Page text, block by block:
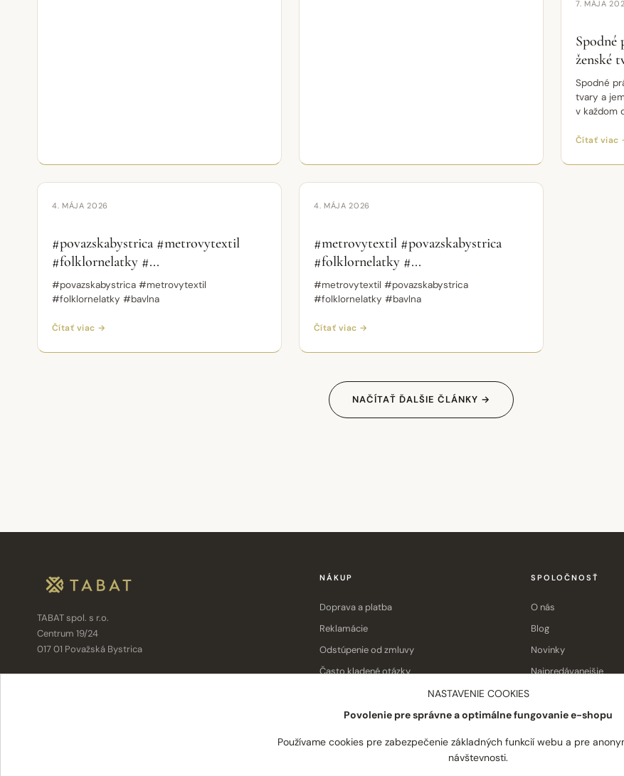
7. MÁJA
ženské
Spodné
tvary a
v každom
Čítať viac
Krátke video
VIDEO
4. MÁJA 2026
#povazskabystrica #metrovytextil
#folklornelatky #...
#povazskabystrica #metrovytextil
#folklornelatky #bavlna
Čítať viac →
Krátke video
VIDEO
4. MÁJA 2026
#metrovytextil #povazskabystrica
#folklornelatky #...
#metrovytextil #povazskabystrica
#folklornelatky #bavlna
Čítať viac →
NAČÍTAŤ ĎALŠIE ČLÁNKY →
TABAT spol. s r.o.
Centrum 19/24
017 01 Považská Bystrica
NÁKUP
Doprava a platba
Reklamácie
Odstúpenie od zmluvy
Často kladené otázky
SPOLOČNOSŤ
O nás
Blog
Novinky
Najpredávanejšie
NASTAVENIE COOKIES
Povolenie pre správne a optimálne fungovanie e-shopu
Používame cookies pre zabezpečenie základných funkcií webu a pre
návštevnosti.